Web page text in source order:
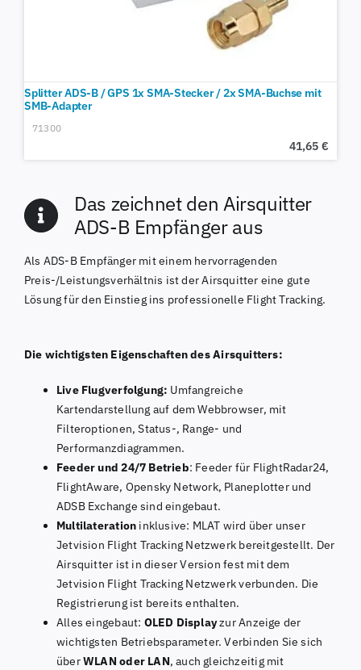
Splitter ADS-B / GPS 1x SMA-Stecker / 2x SMA-Buchse mit
SMB-Adapter
71300
41,65 €
Das zeichnet den Airsquitter
ADS-B Empfänger aus
Als ADS-B Empfänger mit einem hervorragenden
Preis-/Leistungsverhältnis ist der Airsquitter eine gute
Lösung für den Einstieg ins professionelle Flight Tracking.
Die wichtigsten Eigenschaften des Airsquitters:
Live Flugverfolgung: Umfangreiche
Kartendarstellung auf dem Webbrowser, mit
Filteroptionen, Status-, Range- und
Performanzdiagrammen.
Feeder und 24/7 Betrieb: Feeder für FlightRadar24,
FlightAware, Opensky Network, Planeplotter und
ADSB Exchange sind eingebaut.
Multilateration inklusive: MLAT wird über unser
Jetvision Flight Tracking Netzwerk bereitgestellt. Der
Airsquitter ist in dieser Version fest mit dem
Jetvision Flight Tracking Netzwerk verbunden. Die
Registrierung ist bereits enthalten.
Alles eingebaut: OLED Displayzur Anzeige der
wichtigsten Betriebsparameter. Verbinden Sie sich
überWLAN oder LAN, auch gleichzeitig mit